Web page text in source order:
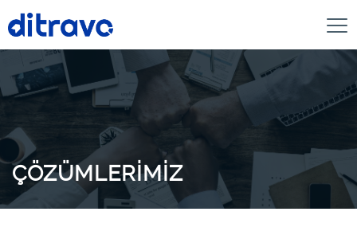
ÇÖZÜMLERİMİZ